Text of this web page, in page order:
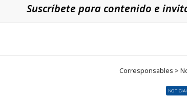
Suscríbete para contenido e
Corresponsables >